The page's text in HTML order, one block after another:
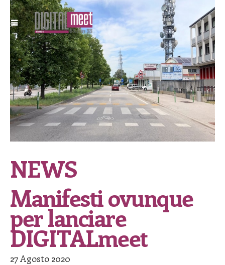
NEWS
Manifesti ovunque
per lanciare
DIGITALmeet
27 Agosto 2020